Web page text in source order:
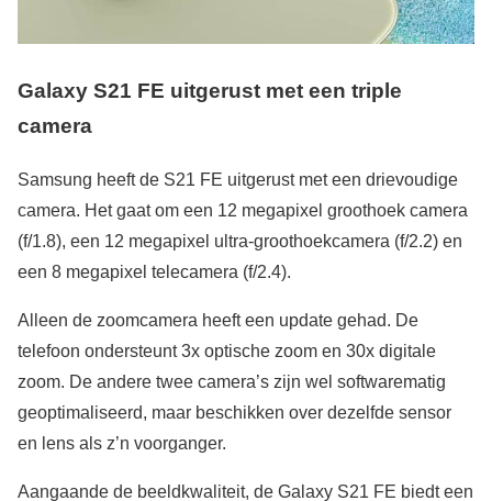
Galaxy S21 FE uitgerust met een triple
camera
Samsung heeft de S21 FE uitgerust met een drievoudige
camera. Het gaat om een 12 megapixel groothoek camera
(f/1.8), een 12 megapixel ultra-groothoekcamera (f/2.2) en
een 8 megapixel telecamera (f/2.4).
Alleen de zoomcamera heeft een update gehad. De
telefoon ondersteunt 3x optische zoom en 30x digitale
zoom. De andere twee camera’s zijn wel softwarematig
geoptimaliseerd, maar beschikken over dezelfde sensor
en lens als z’n voorganger.
Aangaande de beeldkwaliteit, de Galaxy S21 FE biedt een